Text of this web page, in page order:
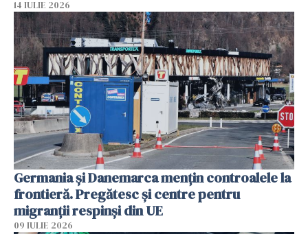
14 IULIE 2026
Germania și Danemarca mențin controalele la
frontieră. Pregătesc și centre pentru
migranții respinși din UE
09 IULIE 2026